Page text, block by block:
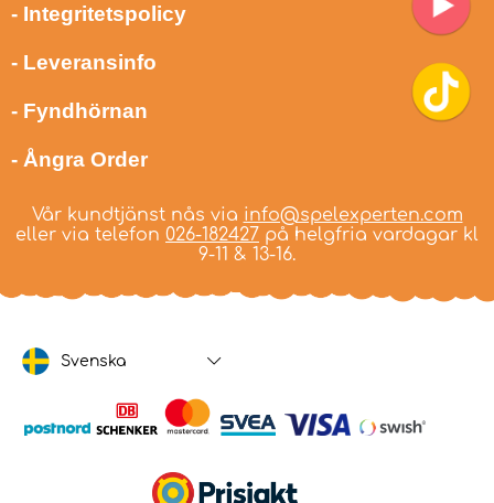
- Integritetspolicy
- Leveransinfo
- Fyndhörnan
- Ångra Order
Vår kundtjänst nås via info@spelexperten.com
eller via telefon 026-182427 på helgfria vardagar kl
9-11 & 13-16.
Svenska